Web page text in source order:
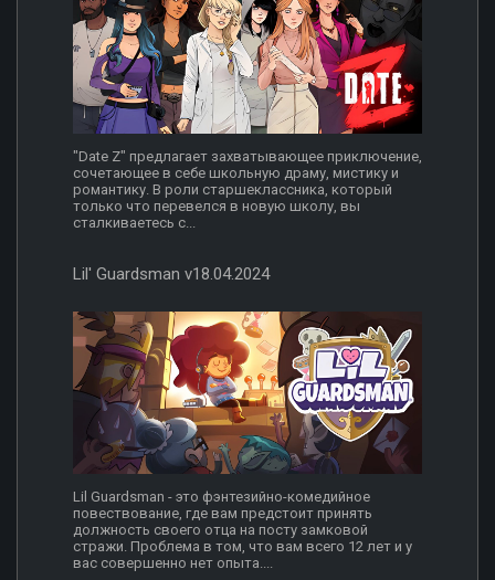
"Date Z" предлагает захватывающее приключение,
сочетающее в себе школьную драму, мистику и
романтику. В роли старшеклассника, который
только что перевелся в новую школу, вы
сталкиваетесь с...
Lil' Guardsman v18.04.2024
Lil Guardsman - это фэнтезийно-комедийное
повествование, где вам предстоит принять
должность своего отца на посту замковой
стражи. Проблема в том, что вам всего 12 лет и у
вас совершенно нет опыта....